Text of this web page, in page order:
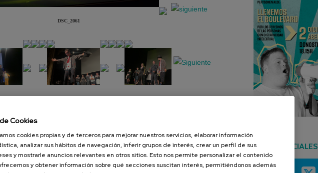
DSC_2061
REDES SOCIALES
Cookies
cookies propias y de terceros para mejorar nuestros servicios, elaborar información
analizar sus hábitos de navegación, inferir grupos de interés, crear un perfil de sus
y mostrarle anuncios relevantes en otros sitios. Esto nos permite personalizar el contenido
y obtener información sobre qué secciones suscitan interés, permitiéndonos además